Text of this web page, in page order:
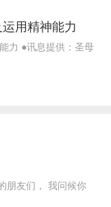
用精神能力
力 ●讯息提供：圣母
朋友们， 我问候你